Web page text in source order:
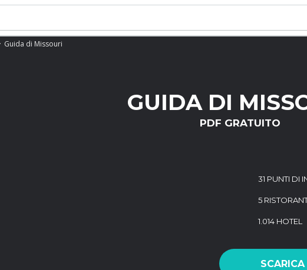
Guida di Missouri
GUIDA DI
PDF GRATUITO
31 PUNTI DI
5
1.014 HOTEL